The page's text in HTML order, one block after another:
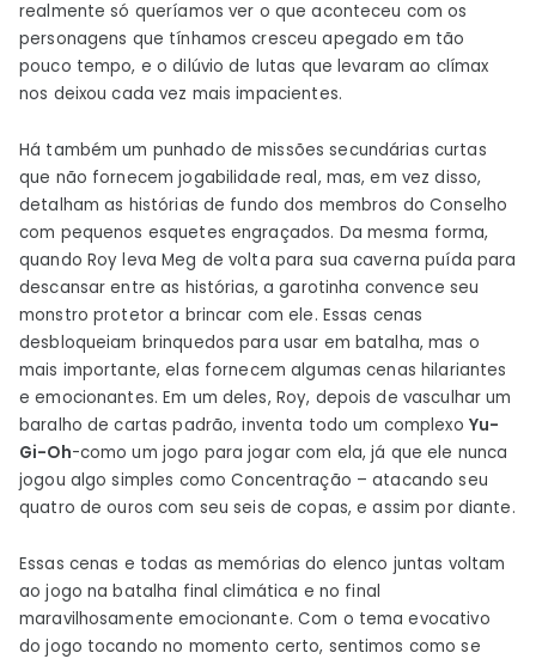
realmente só queríamos ver o que aconteceu com os
personagens que tínhamos cresceu apegado em tão
pouco tempo, e o dilúvio de lutas que levaram ao clímax
nos deixou cada vez mais impacientes.
Há também um punhado de missões secundárias curtas
que não fornecem jogabilidade real, mas, em vez disso,
detalham as histórias de fundo dos membros do Conselho
com pequenos esquetes engraçados. Da mesma forma,
quando Roy leva Meg de volta para sua caverna puída para
descansar entre as histórias, a garotinha convence seu
monstro protetor a brincar com ele. Essas cenas
desbloqueiam brinquedos para usar em batalha, mas o
mais importante, elas fornecem algumas cenas hilariantes
e emocionantes. Em um deles, Roy, depois de vasculhar um
baralho de cartas padrão, inventa todo um complexo Yu-
Gi-Oh-como um jogo para jogar com ela, já que ele nunca
jogou algo simples como Concentração – atacando seu
quatro de ouros com seu seis de copas, e assim por diante.
Essas cenas e todas as memórias do elenco juntas voltam
ao jogo na batalha final climática e no final
maravilhosamente emocionante. Com o tema evocativo
do jogo tocando no momento certo, sentimos como se